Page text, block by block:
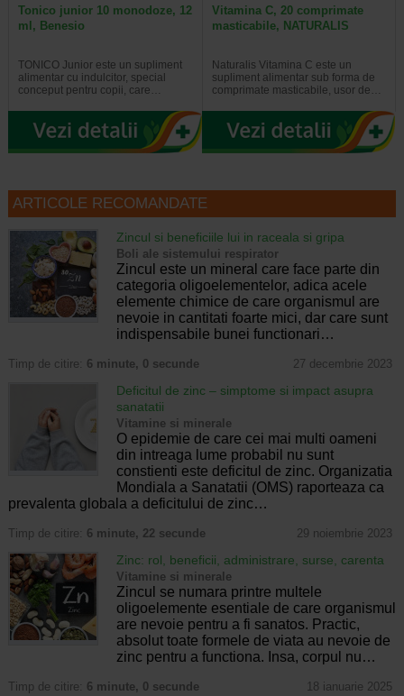
Tonico junior 10 monodoze, 12
ml, Benesio
TONICO Junior este un supliment
alimentar cu indulcitor, special
conceput pentru copii, care…
Vitamina C, 20 comprimate
masticabile, NATURALIS
Naturalis Vitamina C este un
supliment alimentar sub forma de
comprimate masticabile, usor de…
ARTICOLE RECOMANDATE
Zincul si beneficiile lui in raceala si gripa
Boli ale sistemului respirator
Zincul este un mineral care face parte din
categoria oligoelementelor, adica acele
elemente chimice de care organismul are
nevoie in cantitati foarte mici, dar care sunt
indispensabile bunei functionari…
Timp de citire: 6 minute, 0 secunde 27 decembrie 2023
Deficitul de zinc – simptome si impact asupra
sanatatii
Vitamine si minerale
O epidemie de care cei mai multi oameni
din intreaga lume probabil nu sunt
constienti este deficitul de zinc. Organizatia
Mondiala a Sanatatii (OMS) raporteaza ca
prevalenta globala a deficitului de zinc…
Timp de citire: 6 minute, 22 secunde 29 noiembrie 2023
Zinc: rol, beneficii, administrare, surse, carenta
Vitamine si minerale
Zincul se numara printre multele
oligoelemente esentiale de care organismul
are nevoie pentru a fi sanatos. Practic,
absolut toate formele de viata au nevoie de
zinc pentru a functiona. Insa, corpul nu…
Timp de citire: 6 minute, 0 secunde 18 ianuarie 2025